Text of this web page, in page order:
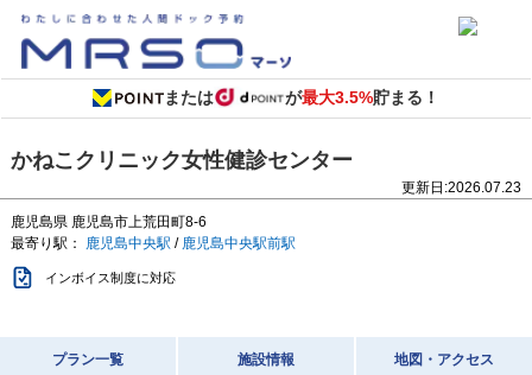
または が最大3.5%貯まる！
かねこクリニック女性健診センター
更新日:2026.07.23
鹿児島県 鹿児島市上荒田町8-6
最寄り駅： 鹿児島中央駅 / 鹿児島中央駅前駅
インボイス制度に対応
プラン一覧 施設情報 地図・アクセス